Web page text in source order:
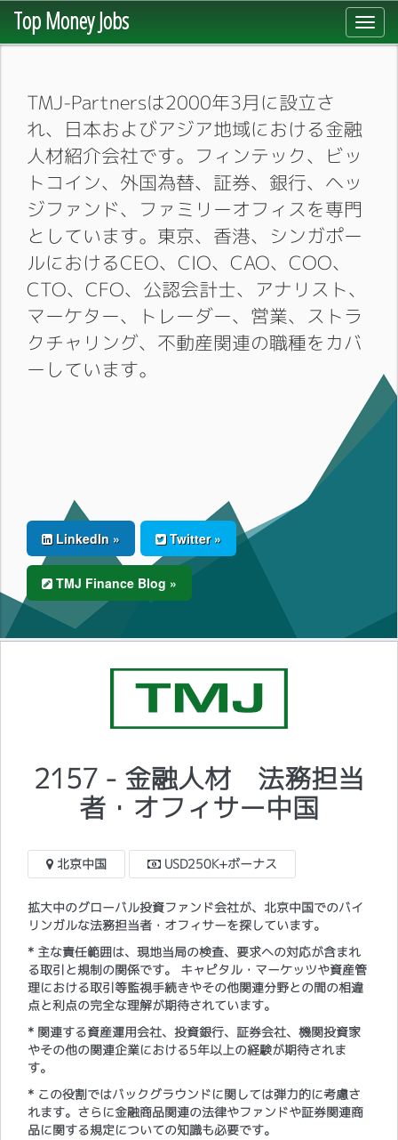
Top Money Jobs
TMJ-Partnersは2000年3月に設立さ
れ、日本およびアジア地域における金融
人材紹介会社です。フィンテック、ビッ
トコイン、外国為替、証券、銀行、ヘッ
ジファンド、ファミリーオフィスを専門
としています。東京、香港、シンガポー
ルにおけるCEO、CIO、CAO、COO、
CTO、CFO、公認会計士、アナリスト、
マーケター、トレーダー、営業、ストラ
クチャリング、不動産関連の職種をカバ
ーしています。
LinkedIn » Twitter »
TMJ Finance Blog »
2157 - 金融人材 法務担当
者・オフィサー中国
北京中国 USD250K+ボーナス
拡大中のグローバル投資ファンド会社が、北京中国でのバイ
リンガルな法務担当者・オフィサーを探しています。
* 主な責任範囲は、現地当局の検査、要求への対応が含まれ
る取引と規制の関係です。 キャピタル・マーケッツや資産管
理における取引等監視手続きやその他関連分野との間の相違
点と利点の完全な理解が期待されています。
* 関連する資産運用会社、投資銀行、証券会社、機関投資家
やその他の関連企業における5年以上の経験が期待されま
す。
* この役割ではバックグラウンドに関しては弾力的に考慮さ
れます。さらに金融商品関連の法律やファンドや証券関連商
品に関する規定についての知識も必要です。